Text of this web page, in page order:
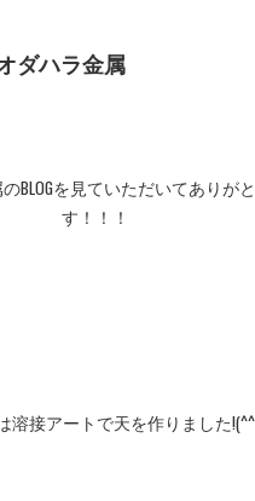
ダハラ金属
BLOGを見ていただいてありが
す！！！
溶接アートで天を作りました